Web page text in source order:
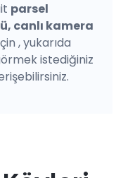
parsel
canlı kamera
, yukarıda
istediğiniz